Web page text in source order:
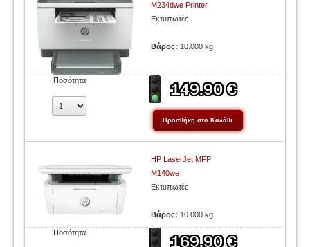
M234dwe Printer
Εκτυπωτές
Βάρος: 10.000 kg
Ποσότητα
HP LaserJet MFP
M140we
Εκτυπωτές
Βάρος:10.000 kg
Ποσότητα